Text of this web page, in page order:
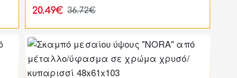
20.49€ 36.72€